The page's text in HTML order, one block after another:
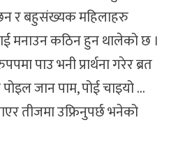
र बहुसंख्यक महिलाहरु
मनाउन कठिन हुन थालेको छ ।
पाउ भनी प्रार्थना गरेर ब्रत
जान पाम, पोई चाइयो …
तीजमा उफ्रिनुपर्छ भनेको